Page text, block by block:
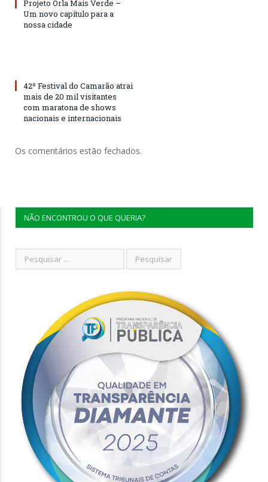
Projeto Orla Mais Verde –
Um novo capítulo para a
nossa cidade
42º Festival do Camarão atrai
mais de 20 mil visitantes
com maratona de shows
nacionais e internacionais
Os comentários estão fechados.
NÃO ENCONTROU O QUE QUERIA?